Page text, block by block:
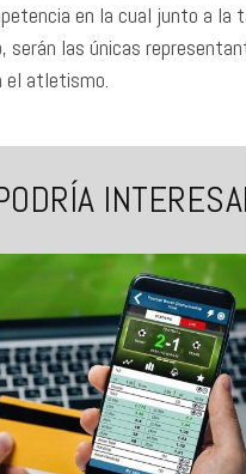
en la cual junto a la
serán las únicas
el atletismo.